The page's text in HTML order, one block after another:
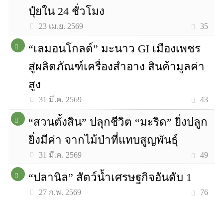
ปุ๋ยใน 24 ชั่วโมง
23 เม.ย. 2569 35
“เลมอนโกลด์” มะนาว GI เมืองเพชร
สู่ผลิตภัณฑ์เครื่องสำอาง สินค้ามูลค่า
สูง
31 มี.ค. 2569 43
“สวนตั้งสิน” ปลุกชีวิต “มะริด” ยิ่งปลูก
ยิ่งมีค่า จากไม้ป่าที่แทบสูญพันธุ์
31 มี.ค. 2569 49
“ปลานิล” สัตว์น้ำเศรษฐกิจอันดับ 1
27 ก.พ. 2569 76